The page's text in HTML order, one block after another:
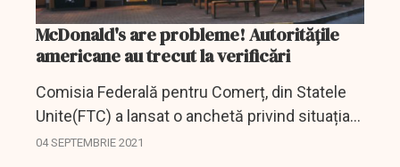
McDonald's are probleme! Autoritățile
americane au trecut la verificări
Comisia Federală pentru Comerț, din Statele
Unite(FTC) a lansat o anchetă privind situația
aparatelor de înghețată McFlurry de la
04 SEPTEMBRIE 2021